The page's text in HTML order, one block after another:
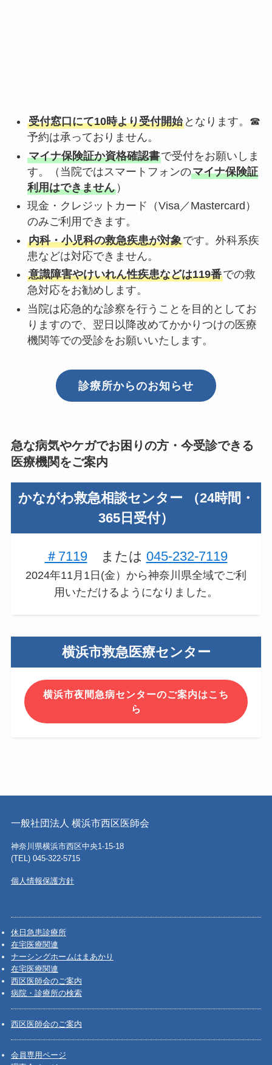
受付窓口にて10時より受付開始となります。☎
予約は承っておりません。
マイナ保険証か資格確認書で受付をお願いしま
す。（当院ではスマートフォンのマイナ保険証
利用はできません）
現金・クレジットカード（Visa／Mastercard）
のみご利用できます。
内科・小児科の救急疾患が対象です。外科系疾
患などは対応できません。
意識障害やけいれん性疾患などは119番での救
急対応をお勧めします。
当院は応急的な診察を行うことを目的としてお
りますので、翌日以降改めてかかりつけの医療
機関等での受診をお願いいたします。
診療所からのお知らせ
急な病気やケガでお困りの方・今受診できる
医療機関をご案内
かながわ救急相談センター （24時間・
365日受付）
＃7119または 045-232-7119
2024年11月1日(金）から神奈川県全域でご利
用いただけるようになりました。
横浜市救急医療センター
横浜市夜間急病センターのご案内はこち
ら
一般社団法人 横浜市西区医師会
神奈川県横浜市西区中央1-15-18
(TEL) 045-322-5715
個人情報保護方針
休日急患診療所
在宅医療関連
ナーシングホームはまあかり
在宅医療関連
西区医師会のご案内
病院・診療所の検索
西区医師会のご案内
会員専用ページ